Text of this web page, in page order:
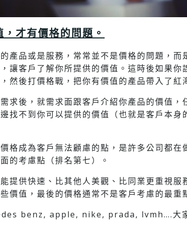
才有價格的問題。
產品或是服務，常常並不是價格的問題，而
讓客戶了解你所提供的價值。這時後如果
然後打價格戰，把你有價值的產品帶入了紅
求後，就需求面跟客戶介紹你產品的價值，
找不到你可以提供的價值（也就是客戶本身
格成為客戶無法顧慮的點，是許多公司都
的考慮點（排名第七）。
提供快速、比其他人美觀、比同業更重視
價值，最後的價格通常不是客戶考慮的最重
benz, apple, nike, prada, lvmh….大家